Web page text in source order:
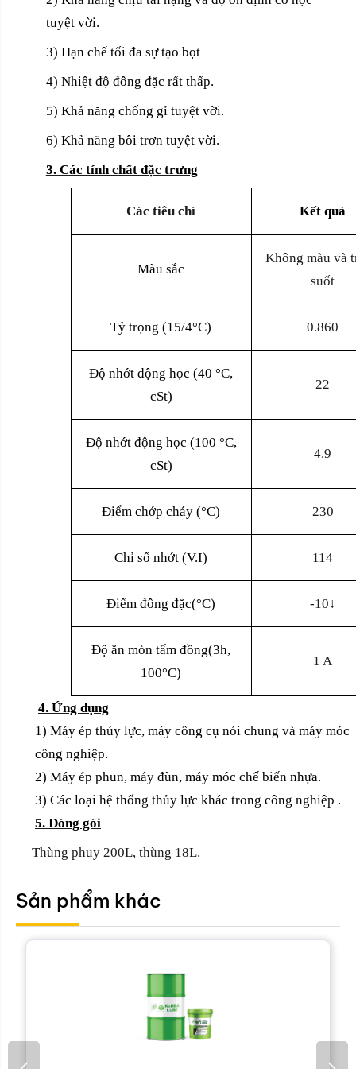
tuyệt vời.
3) Hạn chế tối đa sự tạo bọt
4) Nhiệt độ đông đặc rất thấp.
5) Khả năng chống gỉ tuyệt vời.
6) Khả năng bôi trơn tuyệt vời.
3. Các tính chất đặc trưng
Các tiêu chí Kết quả
Màu sắc
Không màu và
suốt
Tỷ trọng (15/4°C) 0.860
Độ nhớt động học (40 °C,
cSt)
22
Độ nhớt động học (100 °C,
cSt)
4.9
Điểm chớp cháy (°C) 230
Chỉ số nhớt (V.I) 114
Điểm đông đặc(°C) -10↓
Độ ăn mòn tấm đồng(3h,
100°C)
1 A
4. Ứng dụng
1) Máy ép thủy lực, máy công cụ nói chung và máy móc
công nghiệp.
2) Máy ép phun, máy đùn, máy móc chế biến nhựa.
3) Các loại hệ thống thủy lực khác trong công nghiệp .
5. Đóng gói
Thùng phuy 200L, thùng 18L.
Sản phẩm khác